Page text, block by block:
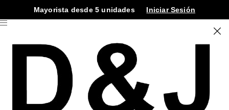
Mayorista desde 5 unidades Iniciar Sesión